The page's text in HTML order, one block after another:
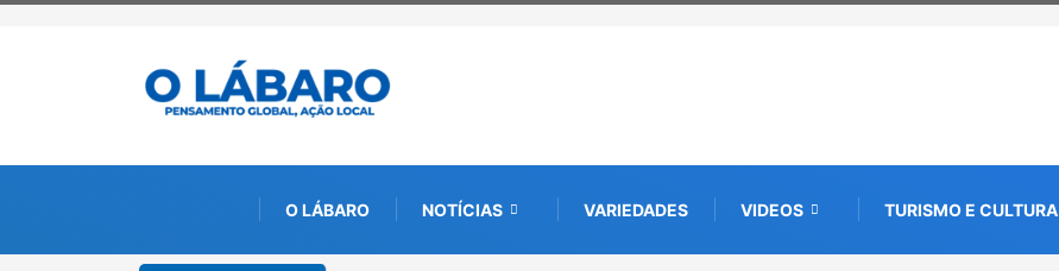
O LÁBARO NOTÍCIAS VARIEDADES VIDEOS TURISMO E CULTURA